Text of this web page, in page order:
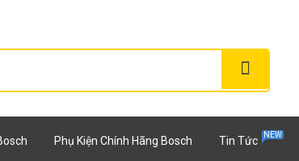
Phụ Kiện Chính Hãng Bosch Tin Tức NEW